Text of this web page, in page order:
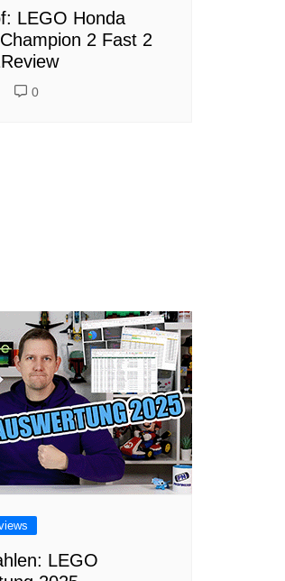
LEGO Honda
2 Fast 2
0
LEGO